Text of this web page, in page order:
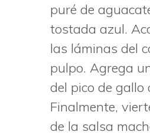
puré de
tostada azul.
las láminas del
pulpo. Agrega
del pico de gallo
Finalmente,
de la salsa